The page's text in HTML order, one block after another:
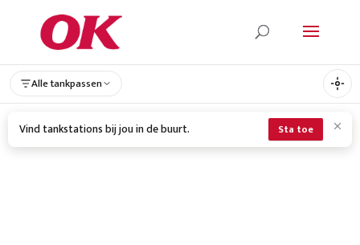
Alle tankpassen
Vind tankstations bij jou in de buurt. Sta toe